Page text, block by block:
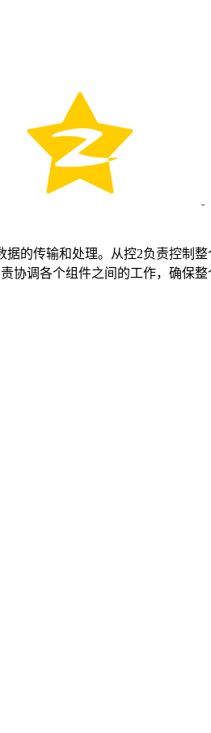
的传输和处理。从控2负责控制
调各个组件之间的工作，确保